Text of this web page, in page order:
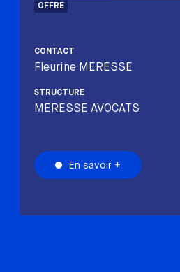
OFFRE
CONTACT
Fleurine MERESSE
STRUCTURE
MERESSE AVOCATS
En savoir +